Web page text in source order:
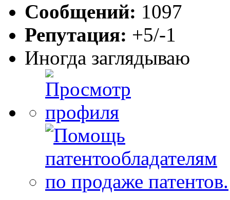
Сообщений: 1097
Репутация: +5/-1
Иногда заглядываю